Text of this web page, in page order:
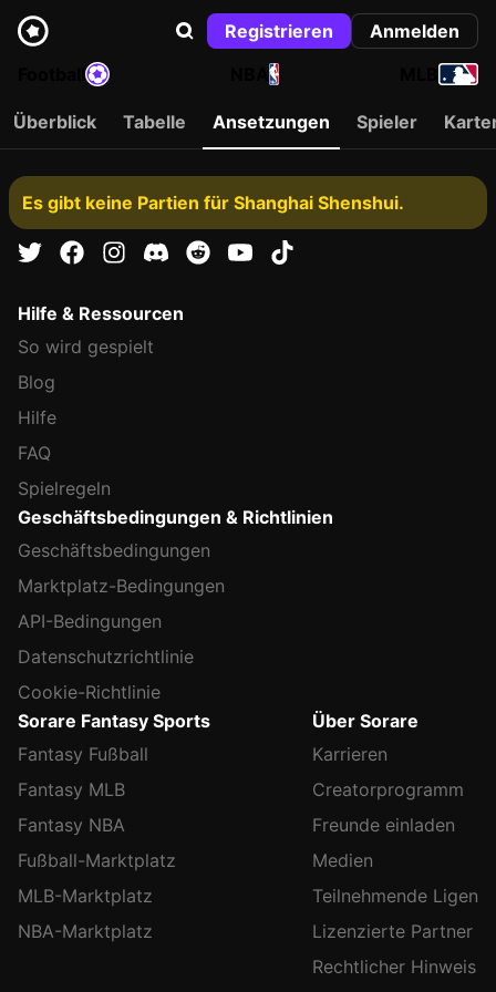
Registrieren
Anmelden
NBA
Überblick Tabelle Ansetzungen Spieler
Es gibt keine Partien für Shanghai Shenshui.
Hilfe & Ressourcen
So wird gespielt
Blog
Hilfe
FAQ
Spielregeln
Geschäftsbedingungen & Richtlinien
Geschäftsbedingungen
Marktplatz-Bedingungen
API-Bedingungen
Datenschutzrichtlinie
Cookie-Richtlinie
Sorare Fantasy Sports
Fantasy Fußball
Fantasy MLB
Fantasy NBA
Fußball-Marktplatz
MLB-Marktplatz
NBA-Marktplatz
Über Sorare
Karrieren
Creatorprogramm
Freunde einladen
Medien
Teilnehmende Ligen
Lizenzierte Partner
Rechtlicher Hinweis